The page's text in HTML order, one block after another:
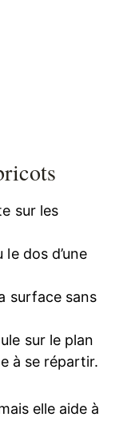
sur les
dos d’une
surface sans
sur le plan
à se répartir.
elle aide à